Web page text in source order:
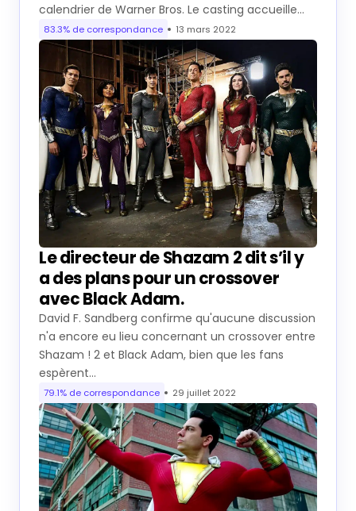
calendrier de Warner Bros. Le casting accueille…
83.3% de correspondance 13 mars 2022
Le directeur de Shazam 2 dit s’il y
a des plans pour un crossover
avec Black Adam.
David F. Sandberg confirme qu'aucune discussion
n'a encore eu lieu concernant un crossover entre
Shazam ! 2 et Black Adam, bien que les fans
espèrent…
79.1% de correspondance 29 juillet 2022